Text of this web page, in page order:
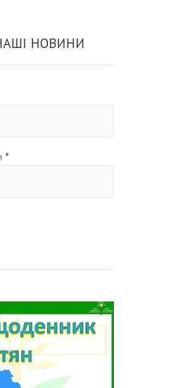
НОВИНИ
*